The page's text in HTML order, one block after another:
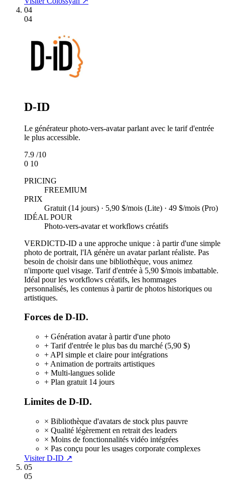
04
04
D-ID
Le générateur photo-vers-avatar parlant avec le tarif d'entrée
le plus accessible.
7.9 /10
0 10
PRICING
FREEMIUM
PRIX
Gratuit (14 jours) · 5,90 $/mois (Lite) · 49 $/mois (Pro)
IDÉAL POUR
Photo-vers-avatar et workflows créatifs
VERDICTD-ID a une approche unique : à partir d'une simple
photo de portrait, l'IA génère un avatar parlant réaliste. Pas
besoin de choisir dans une bibliothèque, vous animez
n'importe quel visage. Tarif d'entrée à 5,90 $/mois imbattable.
Idéal pour les workflows créatifs, les hommages
personnalisés, les contenus à partir de photos historiques ou
artistiques.
Forces de D-ID.
+ Génération avatar à partir d'une photo
+ Tarif d'entrée le plus bas du marché (5,90 $)
+ API simple et claire pour intégrations
+ Animation de portraits artistiques
+ Multi-langues solide
+ Plan gratuit 14 jours
Limites de D-ID.
× Bibliothèque d'avatars de stock plus pauvre
× Qualité légèrement en retrait des leaders
× Moins de fonctionnalités vidéo intégrées
× Pas conçu pour les usages corporate complexes
Visiter D-ID ↗
05
05